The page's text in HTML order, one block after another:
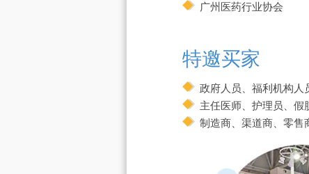
广州医药行业协会
特邀买家
政府人员、福利机构人
主任医师、护理员、假
制造商、渠道商、零售